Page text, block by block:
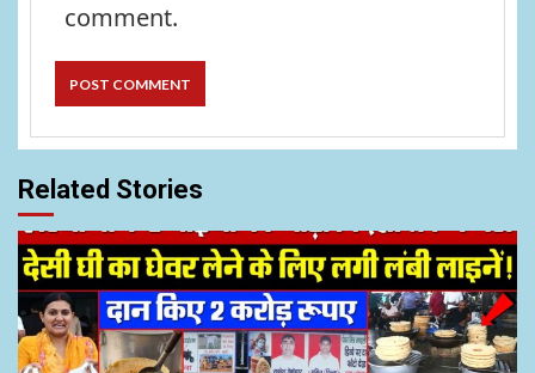
comment.
Related Stories